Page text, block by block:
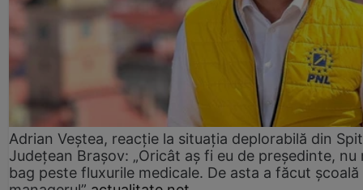
Adrian Veștea, reacție la situația deplorabilă din
Județean Brașov: „Oricât aș fi eu de președinte, nu
bag peste fluxurile medicale. De asta a făcut școală